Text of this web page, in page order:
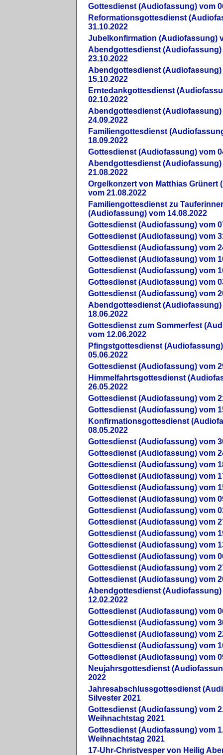
Gottesdienst (Audiofassung) vom
Reformationsgottesdienst
31.10.2022
Jubelkonfirmation (Audiofassung)
Abendgottesdienst (Audiofassung)
23.10.2022
Abendgottesdienst (Audiofassung)
15.10.2022
Erntedankgottesdienst
02.10.2022
Abendgottesdienst (Audiofassung)
24.09.2022
Familiengottesdienst
18.09.2022
Gottesdienst (Audiofassung) vom
Abendgottesdienst (Audiofassung)
21.08.2022
Orgelkonzert von Matthias Grünert
vom 21.08.2022
Familiengottesdienst zu
(Audiofassung) vom 14.08.2022
Gottesdienst (Audiofassung) vom
Gottesdienst (Audiofassung) vom
Gottesdienst (Audiofassung) vom
Gottesdienst (Audiofassung) vom
Gottesdienst (Audiofassung) vom
Gottesdienst (Audiofassung) vom
Gottesdienst (Audiofassung) vom
Abendgottesdienst (Audiofassung)
18.06.2022
Gottesdienst zum Sommerfest
vom 12.06.2022
Pfingstgottesdienst
05.06.2022
Gottesdienst (Audiofassung) vom
Himmelfahrtsgottesdienst
26.05.2022
Gottesdienst (Audiofassung) vom
Gottesdienst (Audiofassung) vom
Konfirmationsgottesdienst
08.05.2022
Gottesdienst (Audiofassung) vom
Gottesdienst (Audiofassung) vom
Gottesdienst (Audiofassung) vom
Gottesdienst (Audiofassung) vom
Gottesdienst (Audiofassung) vom
Gottesdienst (Audiofassung) vom
Gottesdienst (Audiofassung) vom
Gottesdienst (Audiofassung) vom
Gottesdienst (Audiofassung) vom
Gottesdienst (Audiofassung) vom
Gottesdienst (Audiofassung) vom
Gottesdienst (Audiofassung) vom
Gottesdienst (Audiofassung) vom
Abendgottesdienst (Audiofassung)
12.02.2022
Gottesdienst (Audiofassung) vom
Gottesdienst (Audiofassung) vom
Gottesdienst (Audiofassung) vom
Gottesdienst (Audiofassung) vom
Gottesdienst (Audiofassung) vom
Neujahrsgottesdienst
2022
Jahresabschlussgottesdienst
Silvester 2021
Gottesdienst (Audiofassung) vom
Weihnachtstag 2021
Gottesdienst (Audiofassung) vom
Weihnachtstag 2021
17-Uhr-Christvesper von Heilig